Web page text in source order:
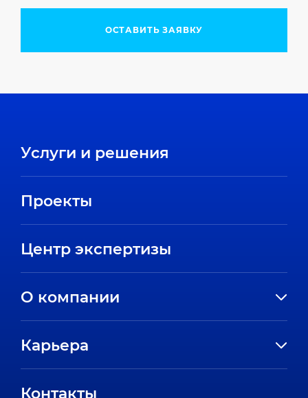
ОСТАВИТЬ ЗАЯВКУ
Услуги и решения
Проекты
Центр экспертизы
О компании
Направления
Карьера
Контакты